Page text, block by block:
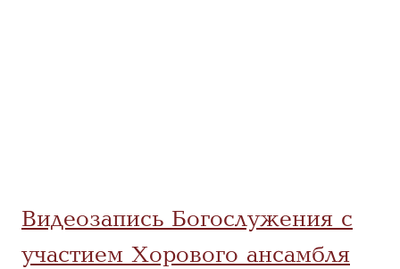
Видеозапись Богослужения с
участием Хорового ансамбля